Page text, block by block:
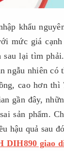
khẩu
mức giá
lại tìm
ngẫu nhiên có
cao hơn
gần đây,
sản phẩm.
hậu quả sau
DIH890 giao